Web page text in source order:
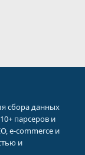
сбора данных
парсеров и
e-commerce и
и